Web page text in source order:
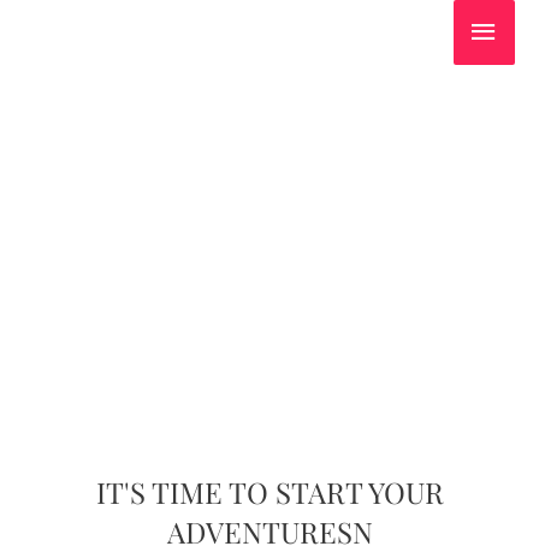
IT'S TIME TO START YOUR
ADVENTURESN